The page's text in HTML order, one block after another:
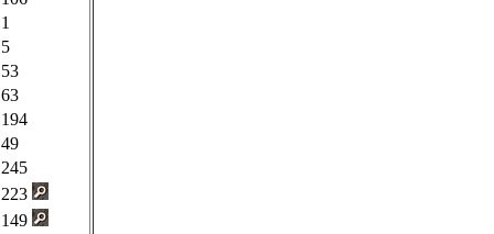
1
5
53
63
194
49
245
223
149